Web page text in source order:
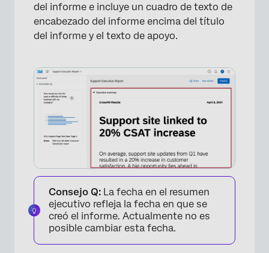
×
del informe e incluye un cuadro de texto de
encabezado del informe encima del título
del informe y el texto de apoyo.
Consejo Q: La fecha en el resumen
ejecutivo refleja la fecha en que se
creó el informe. Actualmente no es
posible cambiar esta fecha.